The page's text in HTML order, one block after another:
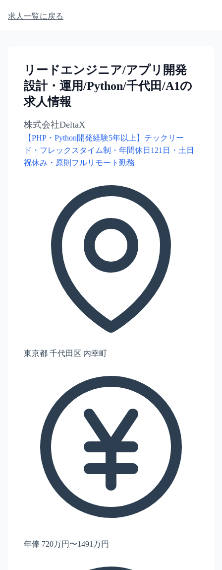
求人一覧に戻る
リードエンジニア/アプリ開発
設計・運用/Python/千代田/A1の
求人情報
株式会社DeltaX
【PHP・Python開発経験5年以上】テックリー
ド・フレックスタイム制・年間休日121日・土日
祝休み・原則フルリモート勤務
東京都 千代田区 内幸町
年俸 720万円〜1491万円